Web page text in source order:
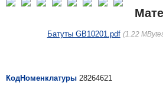
Батуты GB10201.pdf 1.22
КодНоменклатуры 28264621